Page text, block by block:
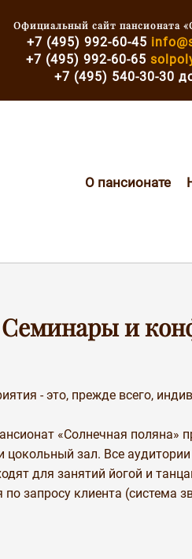
Официальный сайт пансионата
+7 (495) 992-60-45
+7 (495) 992-60-65
+7 (495) 540-30-30
О пансионате
Семинары и
- это, прежде всего,
«Солнечная поляна»
цокольный зал. Все
для занятий йогой и
запросу клиента (система